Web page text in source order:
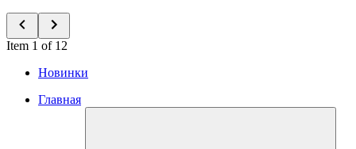
Item 1 of 12
Новинки
Главная